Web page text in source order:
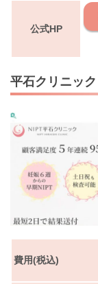
公式HP
平石クリニック
費用(税込)